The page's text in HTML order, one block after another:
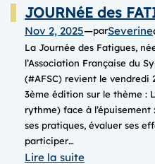
JOURNéE des
Nov 2, 2025—parSeverine
La Journée des Fatigues,
l’Association Française du
(#AFSC) revient le vendredi
3ème édition sur le thème :
rythme) face à
ses pratiques, évaluer ses
participer…
Lire la suite: